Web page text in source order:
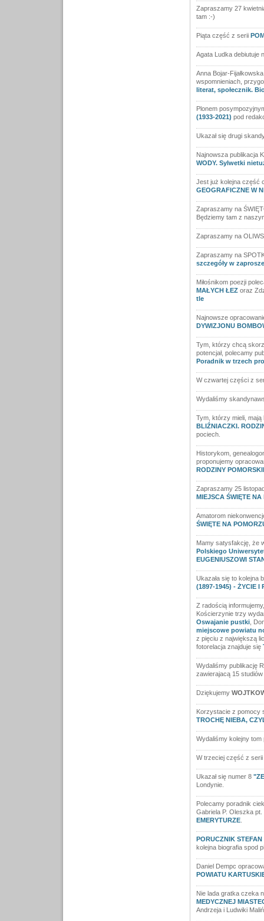
Zapraszamy 27
tam :-)
Piąta część z serii
Agata Ludka debiutuje
Anna Bojar-
wspomnieniach,
literat, społecznik.
Plonem
(1933-2021) pod
Ukazał się drugi
Najnowsza publikacja
WODY. Sylwetki
Jest już kolejna część
GEOGRAFICZNE W
Zapraszamy na
Będziemy tam z
Zapraszamy na
Zapraszamy na
szczegóły w
Miłośnikom poezji
MAŁYCH ŁEZoraz
tle
Najnowsze
DYWIZJONU
Tym, którzy chcą
potencjał, polecamy
Poradnik w trzech
W czwartej części z
Wydaliśmy
Tym, którzy mieli, mają
BLIŹNIACZKI.
pociech.
Historykom,
proponujemy
RODZINY
Zapraszamy 25
MIEJSCA ŚWIĘTE NA
Amatorom
ŚWIĘTE NA
Mamy satysfakcję, że
Polskiego
EUGENIUSZOWI
Ukazała się to kolejna
(1897-1945) - ŻYCIE I
Z radością
Kościerzynie trzy
Oswajanie pustki,
miejscowe powiatu
z pięciu z największą
fotorelacja znajduje się
Wydaliśmy publikację
zawierajacą 15
Dziękujemy
Korzystacie z pomocy
TROCHĘ NIEBA,
Wydaliśmy kolejny
W trzeciej część z serii
Ukazał się numer 8
Londynie.
Polecamy poradnik
Gabriela P. Oleszka pt.
EMERYTURZE.
PORUCZNIK
kolejna biografia spod
Daniel Dempc
POWIATU
Nie lada gratka czeka
MEDYCZNEJ
Andrzeja i Ludwiki